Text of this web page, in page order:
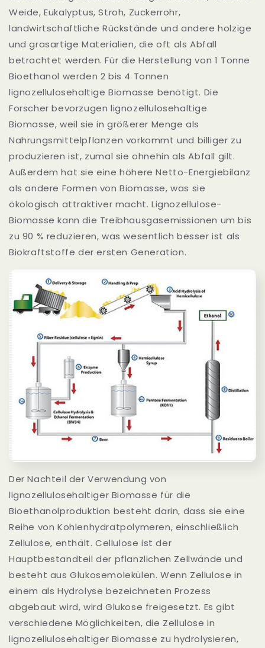
Weide, Eukalyptus, Stroh, Zuckerrohr,
landwirtschaftliche Rückstände und andere holzige
und grasartige Materialien, die oft als Abfall
betrachtet werden. Für die Herstellung von 1 Tonne
Bioethanol werden 2 bis 4 Tonnen
lignozellulosehaltige Biomasse benötigt. Die
Forscher bevorzugen lignozellulosehaltige
Biomasse, weil sie in größerer Menge als
Nahrungsmittelpflanzen vorkommt und billiger zu
produzieren ist, zumal sie ohnehin als Abfall gilt.
Außerdem hat sie eine höhere Netto-Energiebilanz
als andere Formen von Biomasse, was sie
ökologisch attraktiver macht. Lignozellulose-
Biomasse kann die Treibhausgasemissionen um bis
zu 90 % reduzieren, was wesentlich besser ist als
Biokraftstoffe der ersten Generation.
Der Nachteil der Verwendung von
lignozellulosehaltiger Biomasse für die
Bioethanolproduktion besteht darin, dass sie eine
Reihe von Kohlenhydratpolymeren, einschließlich
Zellulose, enthält. Cellulose ist der
Hauptbestandteil der pflanzlichen Zellwände und
besteht aus Glukosemolekülen. Wenn Zellulose in
einem als Hydrolyse bezeichneten Prozess
abgebaut wird, wird Glukose freigesetzt. Es gibt
verschiedene Möglichkeiten, die Zellulose in
lignozellulosehaltiger Biomasse zu hydrolysieren,